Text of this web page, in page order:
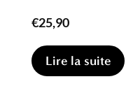
€25,90
Lire la suite